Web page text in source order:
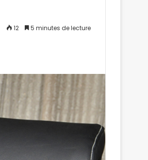
12 5 minutes de lecture